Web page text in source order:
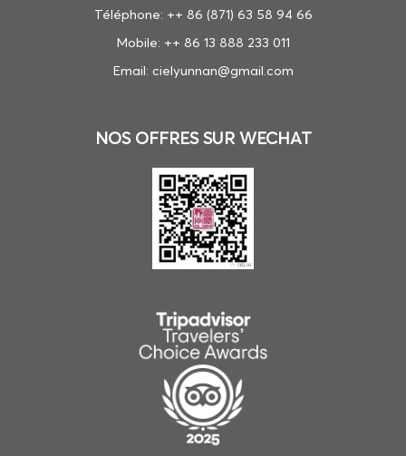
Téléphone: ++ 86 (871) 63 58 94 66
Mobile: ++ 86 13 888 233 011
Email: cielyunnan@gmail.com
NOS OFFRES SUR WECHAT